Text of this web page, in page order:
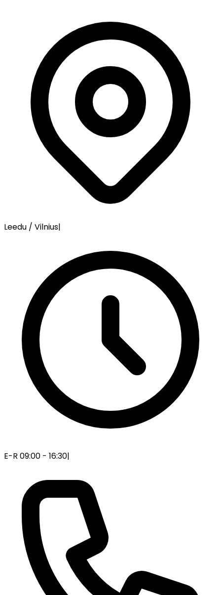
Leedu / Vilnius|
E-R 09:00 - 16:30|